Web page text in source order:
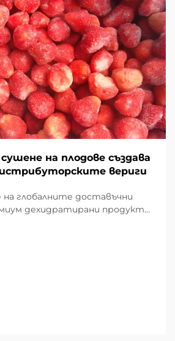
на плодове създава
вериги
глобалните доставъчни
дехидратирани продукти.
значително през
като сладките суши